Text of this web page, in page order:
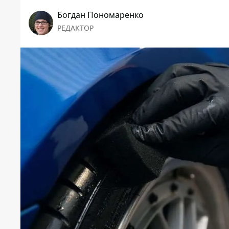
Богдан Пономаренко
РЕДАКТОР